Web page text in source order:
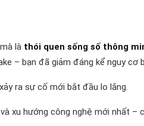
là thói quen sống số thông
– bạn đã giảm đáng kể nguy cơ
ra sự cố mới bắt đầu lo lắng.
xu hướng công nghệ mới nhất –